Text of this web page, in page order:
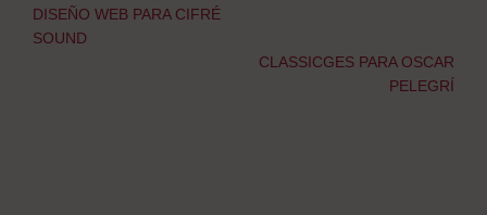
Navegación
de
DISEÑO WEB PARA CIFRÉ
SOUND
CLASSICGES PARA OSCAR
PELEGRÍ